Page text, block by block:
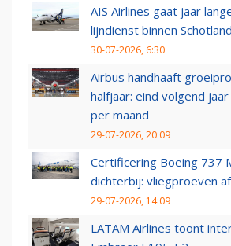
AIS Airlines gaat jaar
lijndienst binnen Schotland
30-07-2026, 6:30
Airbus handhaaft
halfjaar: eind volgend jaar
per maand
29-07-2026, 20:09
Certificering Boeing 737
dichterbij: vliegproeven
29-07-2026, 14:09
LATAM Airlines toont